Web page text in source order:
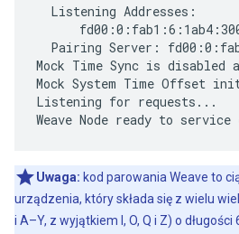
  Listening Addresses:
Pairing Server:
Mock Time Sync is
Mock System Time Offset
Listening for requests...
Uwaga: kod parowania Weave to
urządzenia, który składa się z wielu
i A–Y, z wyjątkiem I, O, Q i Z) o